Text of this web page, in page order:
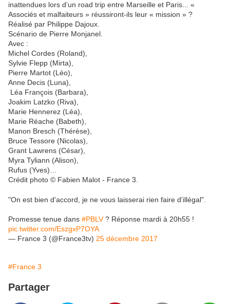
inattendues lors d’un road trip entre Marseille et Paris... «
Associés et malfaiteurs » réussiront-ils leur « mission » ?
Réalisé par Philippe Dajoux.
Scénario de Pierre Monjanel.
Avec :
Michel Cordes (Roland),
Sylvie Flepp (Mirta),
Pierre Martot (Léo),
Anne Decis (Luna),
Léa François (Barbara),
Joakim Latzko (Riva),
Marie Hennerez (Léa),
Marie Réache (Babeth),
Manon Bresch (Thérèse),
Bruce Tessore (Nicolas),
Grant Lawrens (César),
Myra Tyliann (Alison),
Rufus (Yves)…
Crédit photo © Fabien Malot - France 3.
"On est bien d'accord, je ne vous laisserai rien faire d'illégal".
Promesse tenue dans #PBLV? Réponse mardi à 20h55 !
pic.twitter.com/EszgxP7OYA
— France 3 (@France3tv) 25 décembre 2017
#France 3
Partager